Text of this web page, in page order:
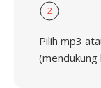
2
Pilih mp3